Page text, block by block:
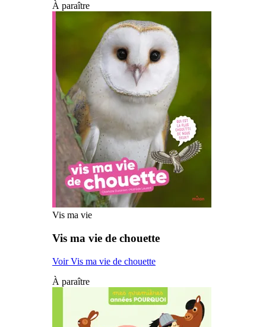
À paraître
Vis ma vie
Vis ma vie de chouette
Voir Vis ma vie de chouette
À paraître